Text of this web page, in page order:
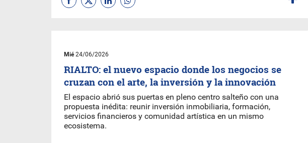
Mié24/06/2026
RIALTO: el nuevo espacio donde los negocios se
cruzan con el arte, la inversión y la innovación
El espacio abrió sus puertas en pleno centro salteño con una
propuesta inédita: reunir inversión inmobiliaria, formación,
servicios financieros y comunidad artística en un mismo
ecosistema.